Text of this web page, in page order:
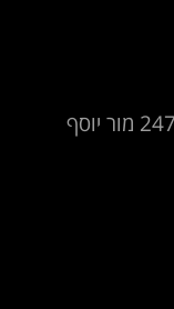
'תובענה ייצוגית'- ת"צ 24765-02-22 מור יוסף